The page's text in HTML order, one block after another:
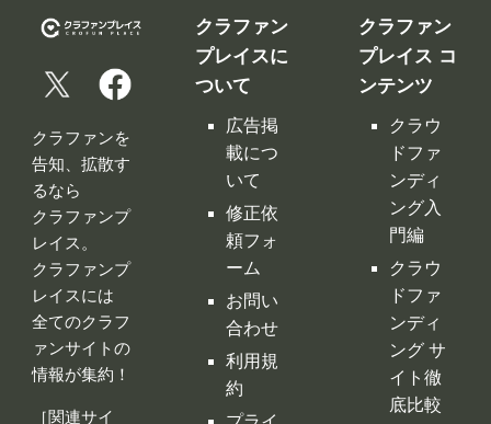
クラファンプ
クラファンプ
全てのクラフ
ァンサイトの
情報が集約！
［関連サイ
ト］
修正依
頼フォ
ーム
お問い
合わせ
利用規
約
プライ
バシー
ポリシ
ー
特定商
取引法
に基づ
ング入
門編
クラウ
ドファ
ンディ
ング サ
イト徹
底比較
クラウ
ドファ
ンディ
ング 人
気サイ
トラン